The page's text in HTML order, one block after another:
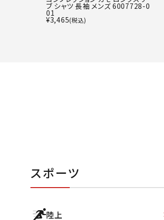
ブ シャツ 長袖 メンズ 6007728-0
01
¥3,465(税込)
スポーツ
陸上